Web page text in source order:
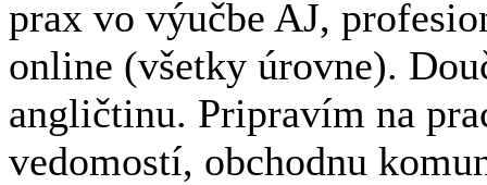
prax vo výučbe AJ,
online (všetky úrovne).
angličtinu. Pripravím na
vedomostí, obchodnu